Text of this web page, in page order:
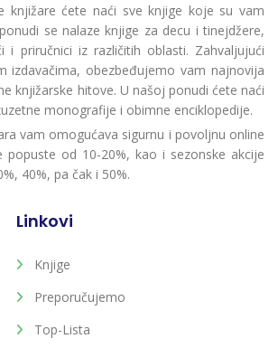
knjižare ćete naći sve knjige koje su vam
se nalaze knjige za decu i tinejdžere,
i priručnici iz različitih oblasti. Zahvaljujući
izdavačima, obezbeđujemo vam najnovija
knjižarske hitove. U našoj ponudi ćete naći
monografije i obimne enciklopedije.
vam omogućava sigurnu i povoljnu online
popuste od 10-20%, kao i sezonske akcije
40%, pa čak i 50%.
Linkovi
Knjige
Preporučujemo
Top-Lista